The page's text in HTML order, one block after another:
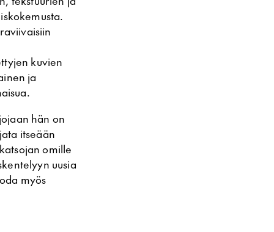
kuvien
ja
hän on
itseään
omille
uusia
myös